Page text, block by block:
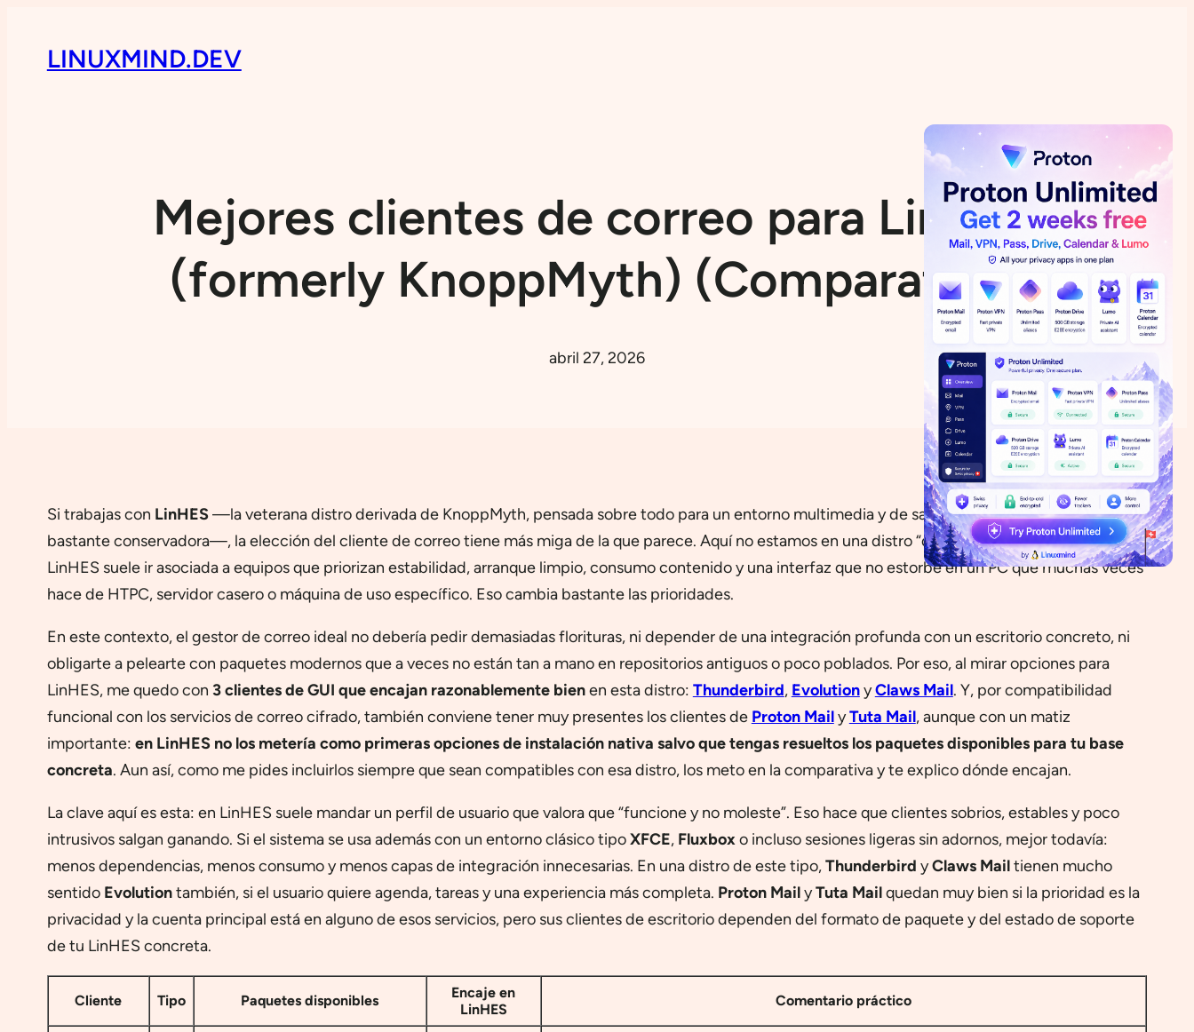
LINUXMIND.DEV
Mejores clientes de correo para LinHES
(formerly KnoppMyth) (Comparativa)
abril 27, 2026
Si trabajas con LinHES—la veterana distro derivada de KnoppMyth, pensada sobre todo para un entorno multimedia y de salón con una base ligera y
bastante conservadora—, la elección del cliente de correo tiene más miga de la que parece. Aquí no estamos en una distro “de escritorio generalista” al uso:
LinHES suele ir asociada a equipos que priorizan estabilidad, arranque limpio, consumo contenido y una interfaz que no estorbe en un PC que muchas veces
hace de HTPC, servidor casero o máquina de uso específico. Eso cambia bastante las prioridades.
En este contexto, el gestor de correo ideal no debería pedir demasiadas florituras, ni depender de una integración profunda con un escritorio concreto, ni
obligarte a pelearte con paquetes modernos que a veces no están tan a mano en repositorios antiguos o poco poblados. Por eso, al mirar opciones para
LinHES, me quedo con 3 clientes de GUI que encajan razonablemente bienen esta distro: Thunderbird, EvolutionyClaws Mail. Y, por compatibilidad
funcional con los servicios de correo cifrado, también conviene tener muy presentes los clientes de Proton MailyTuta Mail, aunque con un matiz
importante: en LinHES no los metería como primeras opciones de instalación nativa salvo que tengas resueltos los paquetes disponibles para tu base
concreta. Aun así, como me pides incluirlos siempre que sean compatibles con esa distro, los meto en la comparativa y te explico dónde encajan.
La clave aquí es esta: en LinHES suele mandar un perfil de usuario que valora que “funcione y no moleste”. Eso hace que clientes sobrios, estables y poco
intrusivos salgan ganando. Si el sistema se usa además con un entorno clásico tipoXFCE, Fluxboxo incluso sesiones ligeras sin adornos, mejor todavía:
menos dependencias, menos consumo y menos capas de integración innecesarias. En una distro de este tipo,Thunderbird yClaws Mailtienen mucho
sentido Evolutiontambién, si el usuario quiere agenda, tareas y una experiencia más completa. Proton MailyTuta Mailquedan muy bien si la prioridad es la
privacidad y la cuenta principal está en alguno de esos servicios, pero sus clientes de escritorio dependen del formato de paquete y del estado de soporte
de tu LinHES concreta.
Cliente Tipo Paquetes disponibles
Encaje en
LinHES
Comentario práctico